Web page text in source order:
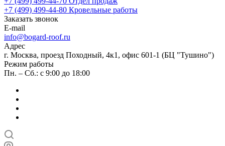
+7 (499) 499-44-80 Кровельные работы
Заказать звонок
E-mail
info@bogard-roof.ru
Адрес
г. Москва, проезд Походный, 4к1, офис 601-1 (БЦ "Тушино")
Режим работы
Пн. – Сб.: с 9:00 до 18:00